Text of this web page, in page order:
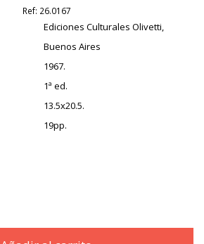
Ref: 26.0167
Ediciones Culturales Olivetti,
Buenos Aires
1967.
1ª ed.
13.5x20.5.
19pp.